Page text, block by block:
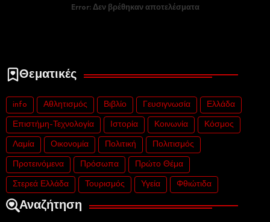
Error:Δεν βρέθηκαν αποτελέσματα
Θεματικές
info Αθλητισμός Βιβλίο Γευσιγνωσία Ελλάδα
Επιστήμη-Τεχνολογία Ιστορία Κοινωνία Κόσμος
Λαμία Οικονομία Πολιτική Πολιτισμός
Προτεινόμενα Πρόσωπα Πρώτο Θέμα
Στερεά Ελλάδα Τουρισμός Υγεία Φθιώτιδα
Αναζήτηση